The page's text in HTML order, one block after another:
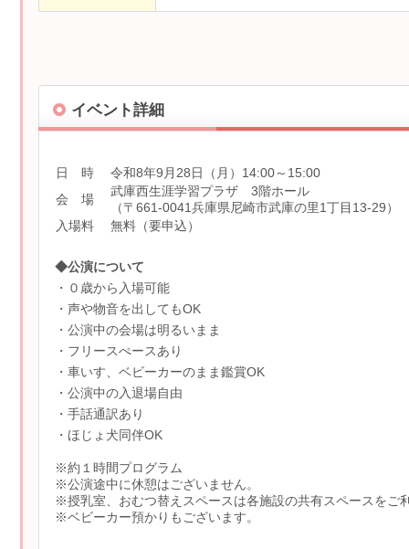
イベント詳細
日 時
令和8年9月28日（月）14:00～15:00
会 場
武庫西生涯学習プラザ 3階ホール
（〒661-0041兵庫県尼崎市武庫の里1丁目13-29）
入場料
無料（要申込）
◆公演について
・０歳から入場可能
・声や物音を出してもOK
・公演中の会場は明るいまま
・フリースぺースあり
・車いす、ベビーカーのまま鑑賞OK
・公演中の入退場自由
・手話通訳あり
・ほじょ犬同伴OK
※約１時間プログラム
※公演途中に休憩はございません。
※授乳室、おむつ替えスペースは各施設の共有スペースをご
※ベビーカー預かりもございます。